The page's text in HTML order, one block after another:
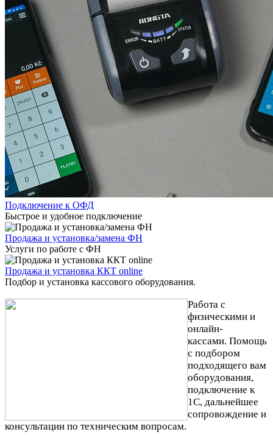
Подключение к ОФД
Быстрое и удобное подключение
Продажа и установка/замена ФН
Услуги по работе с ФН
Продажа и установка ККТ online
Подбор и установка кассового оборудования.
Работа с
физическими и
онлайн-
кассами. Помощь
с подбором
подходящего вам
оборудования,
подключение к
1С, дальнейшее
сопровождение и
консультации по техническим вопросам.